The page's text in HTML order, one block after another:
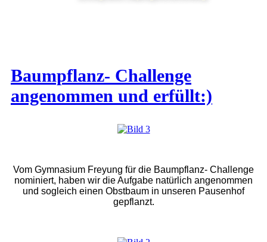
Baumpflanz- Challenge
angenommen und erfüllt:)
Vom Gymnasium Freyung für die Baumpflanz- Challenge
nominiert, haben wir die Aufgabe natürlich angenommen
und sogleich einen Obstbaum in unseren Pausenhof
gepflanzt.